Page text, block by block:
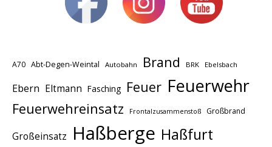
A70 Abt-Degen-Weintal Autobahn Brand BRK Ebelsbach
Ebern Eltmann Fasching Feuer Feuerwehr
Feuerwehreinsatz Frontalzusammenstoß Großbrand
Großeinsatz Haßberge Haßfurt